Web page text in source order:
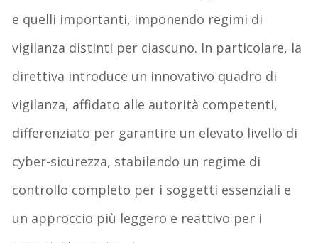
e quelli importanti, imponendo regimi di
vigilanza distinti per ciascuno. In particolare, la
direttiva introduce un innovativo quadro di
vigilanza, affidato alle autorità competenti,
differenziato per garantire un elevato livello di
cyber-sicurezza, stabilendo un regime di
controllo completo per i soggetti essenziali e
un approccio più leggero e reattivo per i